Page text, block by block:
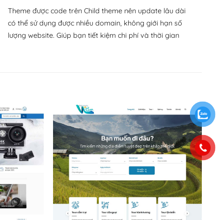
Theme được code trên Child theme nên update lâu dài
có thể sử dụng được nhiều domain, không giới hạn số
lượng website. Giúp bạn tiết kiệm chi phí và thời gian